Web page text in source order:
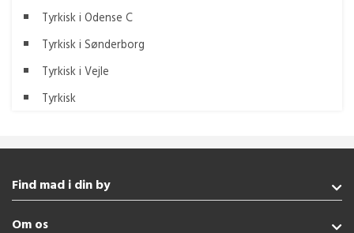
Tyrkisk i Odense C
Tyrkisk i Sønderborg
Tyrkisk i Vejle
Tyrkisk
Find mad i din by
Aabenraa
Om os